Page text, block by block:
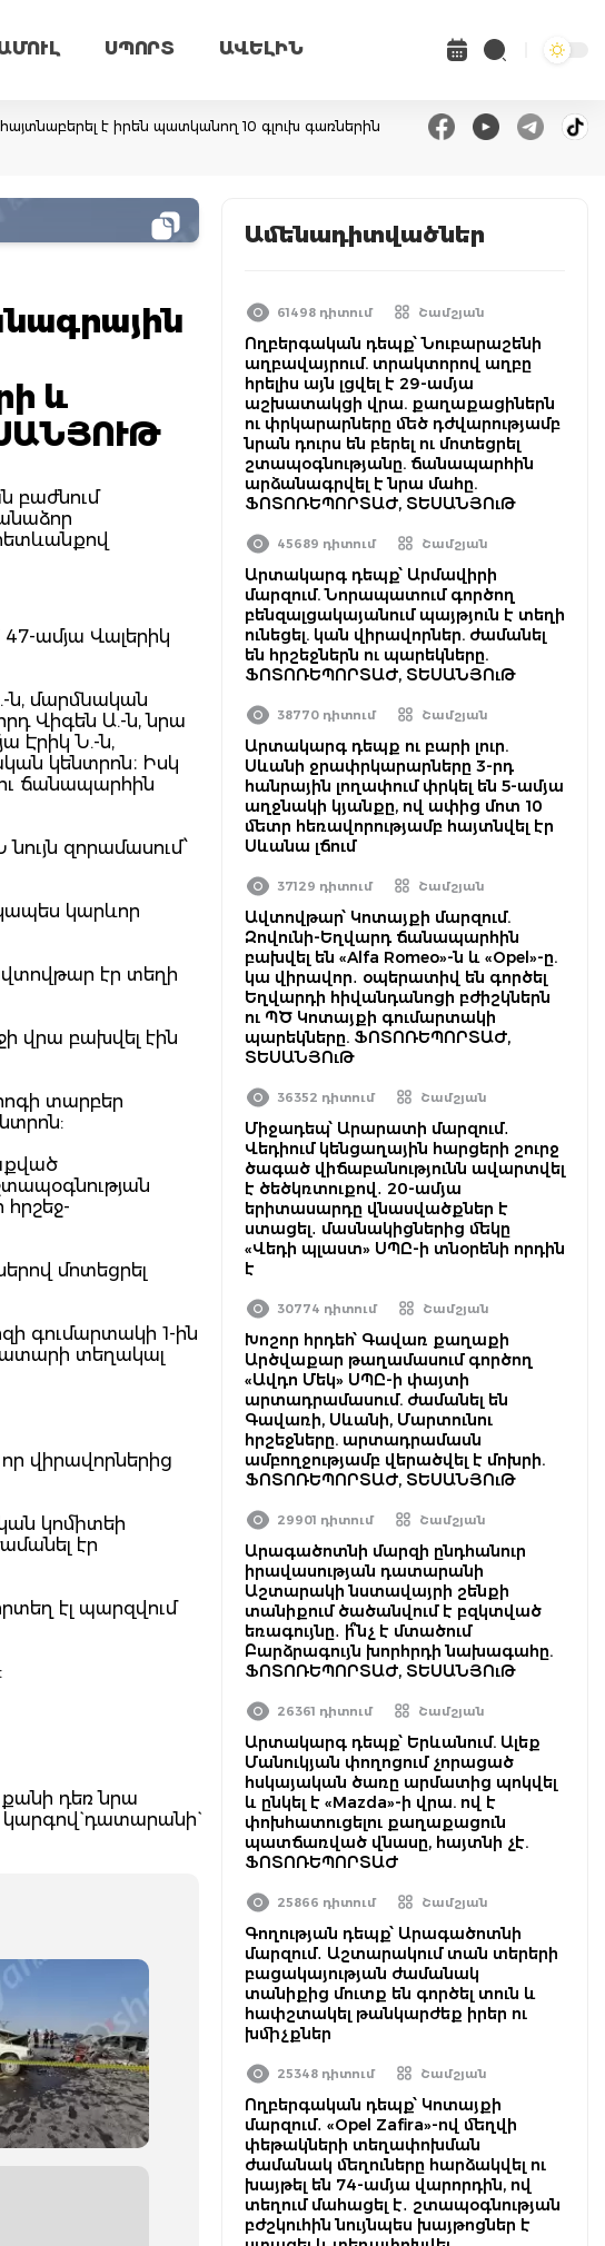
ՍՊՈՐՏ ԱՎԵԼԻՆ
է իրեն պատկանող 10 գլուխ գառներին
և
բաժնում
47-ամյա Վալերիկ
ն, մարմնական
Վիգեն Ա.-ն, նրա
Էրիկ Ն.-ն,
կենտրոն։ Իսկ
ճանապարհին
նույն զորամասում՝
կարևոր
էր տեղի
վրա բախվել էին
տարբեր
մոտեցրել
գումարտակի 1-ին
տեղակալ
վիրավորներից
կոմիտեի
էր
էլ պարզվում
դեռ նրա
դատարանի`
Ամենադիտվածներ
61498 դիտում Շամշյան
Ողբերգական դեպք՝ Նուբարաշենի
աղբավայրում. տրակտորով աղբը
հրելիս այն լցվել է 29-ամյա
աշխատակցի վրա. քաղաքացիներն
ու փրկարարները մեծ դժվարությամբ
նրան դուրս են բերել ու մոտեցրել
շտապօգնությանը. ճանապարհին
արձանագրվել է նրա մահը.
ՖՈՏՈՌԵՊՈՐՏԱԺ, ՏԵՍԱՆՅՈւԹ
45689 դիտում Շամշյան
Արտակարգ դեպք՝ Արմավիրի
մարզում. Նորապատում գործող
բենզալցակայանում պայթյուն է տեղի
ունեցել. կան վիրավորներ. ժամանել
են հրշեջներն ու պարեկները.
ՖՈՏՈՌԵՊՈՐՏԱԺ, ՏԵՍԱՆՅՈւԹ
38770 դիտում Շամշյան
Արտակարգ դեպք ու բարի լուր.
Սևանի ջրափրկարարները 3-րդ
հանրային լողափում փրկել են 5-ամյա
աղջնակի կյանքը, ով ափից մոտ 10
մետր հեռավորությամբ հայտնվել էր
Սևանա լճում
37129 դիտում Շամշյան
Ավտովթար՝ Կոտայքի մարզում.
Զովունի-Եղվարդ ճանապարհին
բախվել են «Alfa Romeo»-ն և «Opel»-ը.
կա վիրավոր․ օպերատիվ են գործել
Եղվարդի հիվանդանոցի բժիշկներն
ու ՊԾ Կոտայքի գումարտակի
պարեկները. ՖՈՏՈՌԵՊՈՐՏԱԺ,
ՏԵՍԱՆՅՈւԹ
36352 դիտում Շամշյան
Միջադեպ՝ Արարատի մարզում․
Վեդիում կենցաղային հարցերի շուրջ
ծագած վիճաբանությունն ավարտվել
է ծեծկռտուքով․ 20-ամյա
երիտասարդը վնասվածքներ է
ստացել․ մասնակիցներից մեկը
«Վեդի պլաստ» ՍՊԸ-ի տնօրենի որդին
է
30774 դիտում Շամշյան
Խոշոր հրդեհ՝ Գավառ քաղաքի
Արծվաքար թաղամասում գործող
«Ավդո Մեկ» ՍՊԸ-ի փայտի
արտադրամասում. ժամանել են
Գավառի, Սևանի, Մարտունու
հրշեջները. արտադրամասն
ամբողջությամբ վերածվել է մոխրի.
ՖՈՏՈՌԵՊՈՐՏԱԺ, ՏԵՍԱՆՅՈւԹ
29901 դիտում Շամշյան
Արագածոտնի մարզի ընդհանուր
իրավասության դատարանի
Աշտարակի նստավայրի շենքի
տանիքում ծածանվում է բզկտված
եռագույնը․ ի՞նչ է մտածում
Բարձրագույն խորհրդի նախագահը.
ՖՈՏՈՌԵՊՈՐՏԱԺ, ՏԵՍԱՆՅՈւԹ
26361 դիտում Շամշյան
Արտակարգ դեպք՝ Երևանում. Ալեք
Մանուկյան փողոցում չորացած
հսկայական ծառը արմատից պոկվել
և ընկել է «Mazda»-ի վրա. ով է
փոխհատուցելու քաղաքացուն
պատճառված վնասը, հայտնի չէ.
ՖՈՏՈՌԵՊՈՐՏԱԺ
25866 դիտում Շամշյան
Գողության դեպք՝ Արագածոտնի
մարզում․ Աշտարակում տան տերերի
բացակայության ժամանակ
տանիքից մուտք են գործել տուն և
հափշտակել թանկարժեք իրեր ու
խմիչքներ
25348 դիտում Շամշյան
Ողբերգական դեպք՝ Կոտայքի
մարզում․ «Opel Zafira»-ով մեղվի
փեթակների տեղափոխման
ժամանակ մեղուները հարձակվել ու
խայթել են 74-ամյա վարորդին, ով
տեղում մահացել է․ շտապօգնության
բժշկուհին նույնպես խայթոցներ է